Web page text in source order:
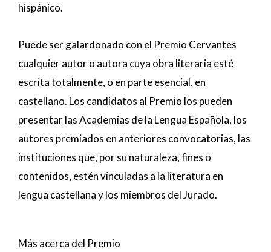
hispánico.
Puede ser galardonado con el Premio Cervantes
cualquier autor o autora cuya obra literaria esté
escrita totalmente, o en parte esencial, en
castellano. Los candidatos al Premio los pueden
presentar las Academias de la Lengua Española, los
autores premiados en anteriores convocatorias, las
instituciones que, por su naturaleza, fines o
contenidos, estén vinculadas a la literatura en
lengua castellana y los miembros del Jurado.
Más acerca del Premio